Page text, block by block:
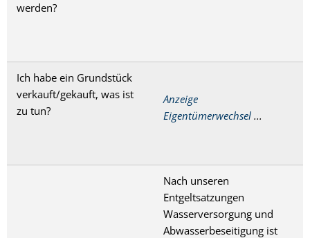
werden?
Ich habe ein Grundstück
verkauft/gekauft, was ist
zu tun?
Anzeige
Eigentümerwechsel ...
Nach unseren
Entgeltsatzungen
Wasserversorgung und
Abwasserbeseitigung ist